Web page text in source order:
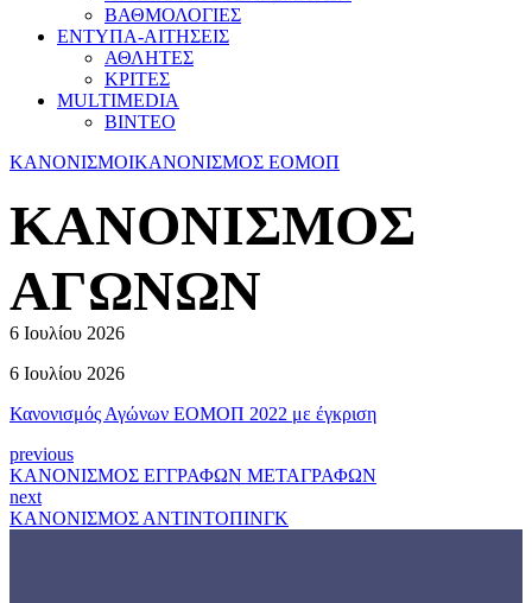
ΒΑΘΜΟΛΟΓΙΕΣ
ΕΝΤΥΠΑ-ΑΙΤΗΣΕΙΣ
ΑΘΛΗΤΕΣ
ΚΡΙΤΕΣ
MULTIMEDIA
ΒΙΝΤΕΟ
ΚΑΝΟΝΙΣΜΟΙΚΑΝΟΝΙΣΜΟΣ ΕΟΜΟΠ
ΚΑΝΟΝΙΣΜΟΣ
ΑΓΩΝΩΝ
6 Ιουλίου 2026
6 Ιουλίου 2026
Κανονισμός Αγώνων ΕΟΜΟΠ 2022 με έγκριση
previous
ΚΑΝΟΝΙΣΜΟΣ ΕΓΓΡΑΦΩΝ ΜΕΤΑΓΡΑΦΩΝ
next
ΚΑΝΟΝΙΣΜΟΣ ΑΝΤΙΝΤΟΠΙΝΓΚ